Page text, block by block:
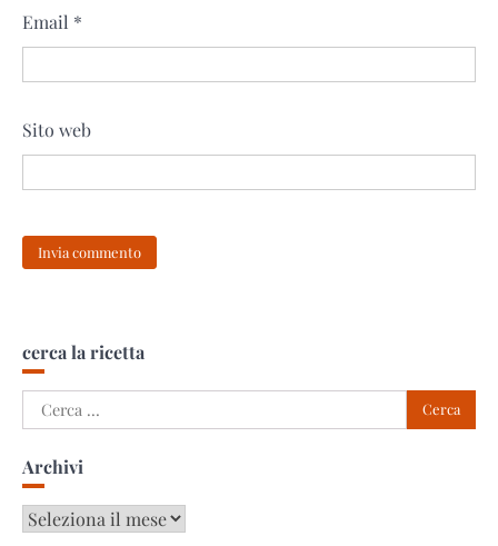
Email *
Sito web
cerca la ricetta
Ricerca
per:
Archivi
Archivi